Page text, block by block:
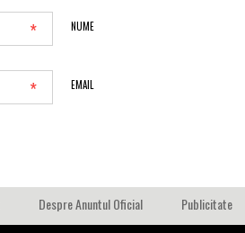
NUME
*
EMAIL
*
Despre Anuntul Oficial Publicitate